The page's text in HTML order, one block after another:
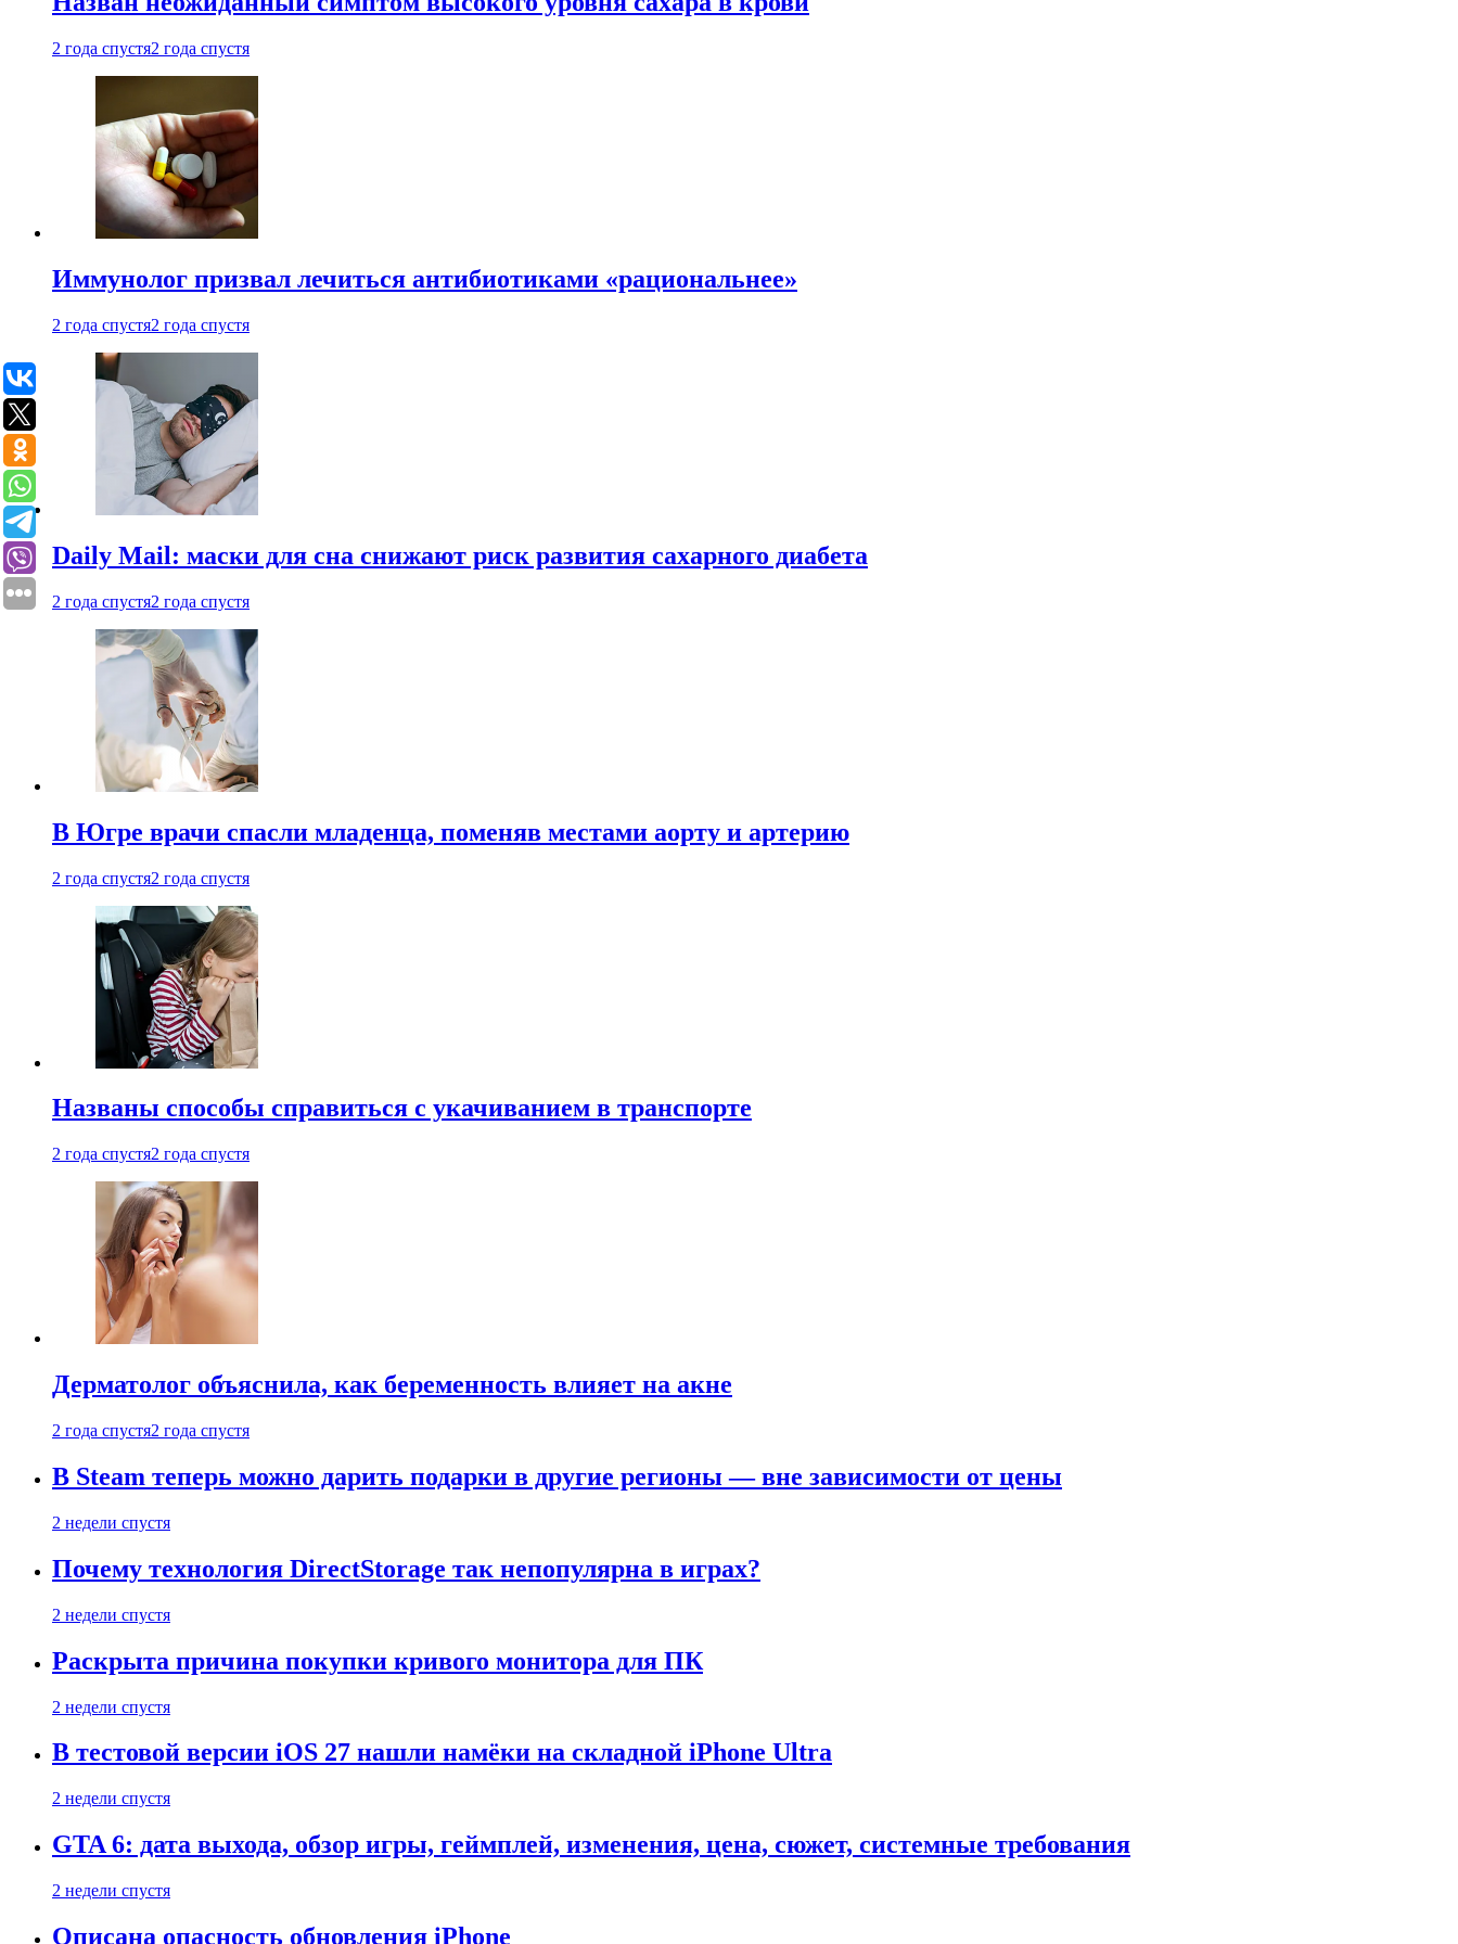
2 года спустя2 года спустя
Иммунолог призвал лечиться антибиотиками «рациональнее»
2 года спустя2 года спустя
Daily Mail: маски для сна снижают риск развития сахарного диабета
2 года спустя2 года спустя
В Югре врачи спасли младенца, поменяв местами аорту и артерию
2 года спустя2 года спустя
Названы способы справиться с укачиванием в транспорте
2 года спустя2 года спустя
Дерматолог объяснила, как беременность влияет на акне
2 года спустя2 года спустя
В Steam теперь можно дарить подарки в другие регионы — вне зависимости от цены
2 недели спустя
Почему технология DirectStorage так непопулярна в играх?
2 недели спустя
Раскрыта причина покупки кривого монитора для ПК
2 недели спустя
В тестовой версии iOS 27 нашли намёки на складной iPhone Ultra
2 недели спустя
GTA 6: дата выхода, обзор игры, геймплей, изменения, цена, сюжет, системные требования
2 недели спустя
Описана опасность обновления iPhone